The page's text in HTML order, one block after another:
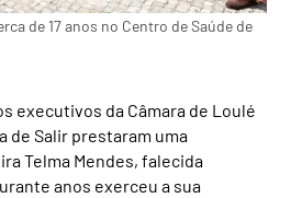
de 17 anos no Centro de Saúde de
executivos da Câmara de Loulé
de Salir prestaram uma
Telma Mendes, falecida
anos exerceu a sua